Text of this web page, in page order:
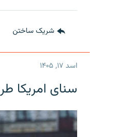
شریک ساختن
اسد ۱۷, ۱۴۰۵
سنای امریکا